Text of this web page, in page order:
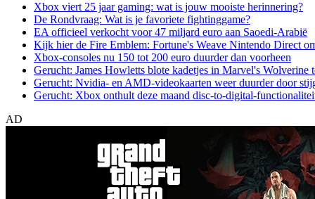
Xbox viert 25 jaar gaming: wat is jouw mooiste herinnering?
De Rondvraag: Wat is je favoriete fightinggame?
EA officieel verkocht voor 47 miljard euro aan Saoedi-Arabië
Kijk hier de Fire Emblem: Fortune's Weave Nintendo Direct
Xbox-consoles nu 150 tot 200 euro duurder dan voorheen
Gerucht: James Howletts blote kadetjes in Marvel's Wolverine
Gerucht: Nvidia- en AMD-videokaarten weer duurder door
Gerucht: Xbox onthult deze maand disc-to-digital-
AD